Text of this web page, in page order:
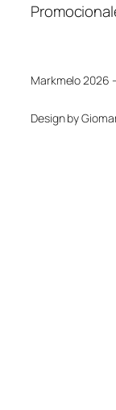
Markmelo 2026
Design by